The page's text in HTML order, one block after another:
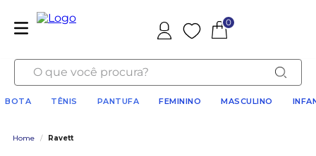
Favoritos
0
O que você procura?
BOTA TÊNIS PANTUFA FEMININO MASCULINO
Home / Ravett